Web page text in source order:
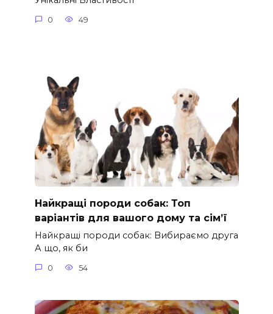
0 49
Найкращі породи собак: Топ
варіантів для вашого дому та сім’ї
Найкращі породи собак: Вибираємо друга
А що, як би
0 54